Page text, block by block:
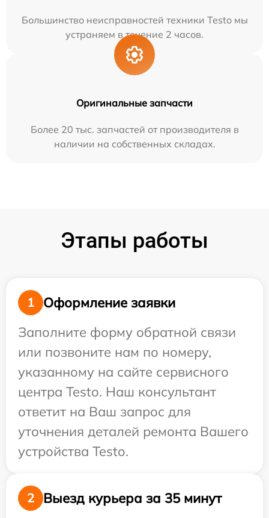
Большинство неисправностей техники Testo мы
устраняем в течение 2 часов.
Оригинальные запчасти
Более 20 тыс. запчастей от производителя в
наличии на собственных складах.
Этапы работы
1
Оформление заявки
Заполните форму обратной связи
или позвоните нам по номеру,
указанному на сайте сервисного
центра Testo. Наш консультант
ответит на Ваш запрос для
уточнения деталей ремонта Вашего
устройства Testo.
2 Выезд курьера за 35 минут